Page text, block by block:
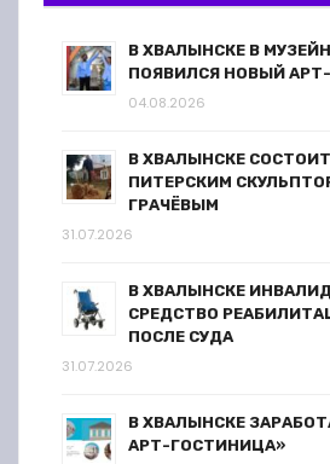
В ХВАЛЫНСКЕ В
ПОЯВИЛСЯ НОВЫЙ
04.08.2026
В ХВАЛЫНСКЕ
ПИТЕРСКИМ
ГРАЧЁВЫМ
31.07.2026
В ХВАЛЫНСКЕ
СРЕДСТВО
ПОСЛЕ СУДА
31.07.2026
В ХВАЛЫНСКЕ
АРТ-ГОСТИНИЦА»